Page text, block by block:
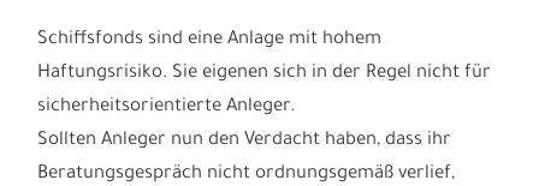
Schiffsfonds sind eine Anlage mit hohem
Haftungsrisiko. Sie eigenen sich in der Regel nicht für
sicherheitsorientierte Anleger.
Sollten Anleger nun den Verdacht haben, dass ihr
Beratungsgespräch nicht ordnungsgemäß verlief,